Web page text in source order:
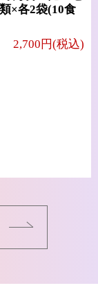
×各2袋(10食
2,700円(税込)